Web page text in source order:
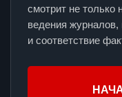
смотрит не только
ведения журналов,
и соответствие